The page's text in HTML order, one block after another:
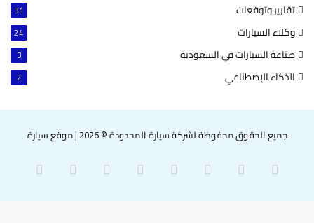
تقارير وتوقعات 31
وكلاء السيارات 24
صناعة السيارات في السعودية 3
الذكاء الإصطناعي 2
جميع الحقوق محفوظة لشركة سيارة المحدودة © 2026 |موقع سيارة
فيسبوك بينتيريست لينكدإن ‫YouTube انستقرام سناب